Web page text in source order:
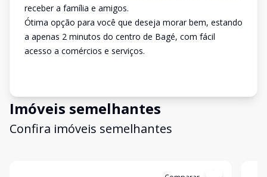
receber a família e amigos.
Ótima opção para você que deseja morar bem, estando
a apenas 2 minutos do centro de Bagé, com fácil
acesso a comércios e serviços.
Imóveis semelhantes
Confira imóveis semelhantes